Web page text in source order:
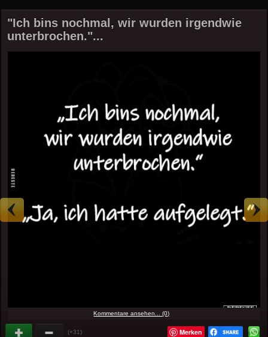
"Ich bins nochmal, wir wurden irgendwie
unterbrochen."...
Kommentare ansehen... (0)
(+31) Merken